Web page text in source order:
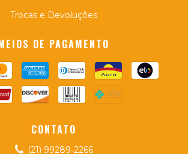
Trocas e Devoluções
DE PAGAMENTO
CONTATO
(21) 99289-2266